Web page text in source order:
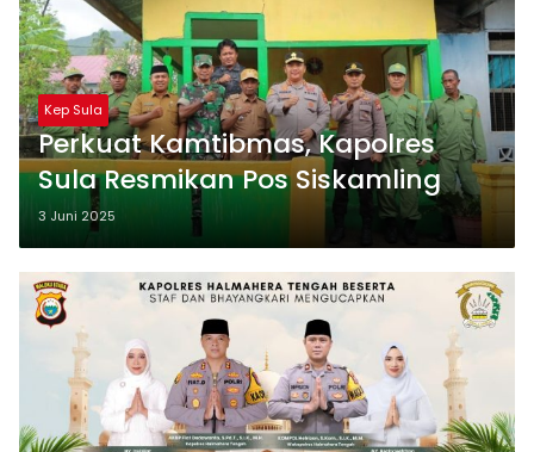
Kep Sula
Perkuat Kamtibmas, Kapolres
Sula Resmikan Pos Siskamling
3 Juni 2025